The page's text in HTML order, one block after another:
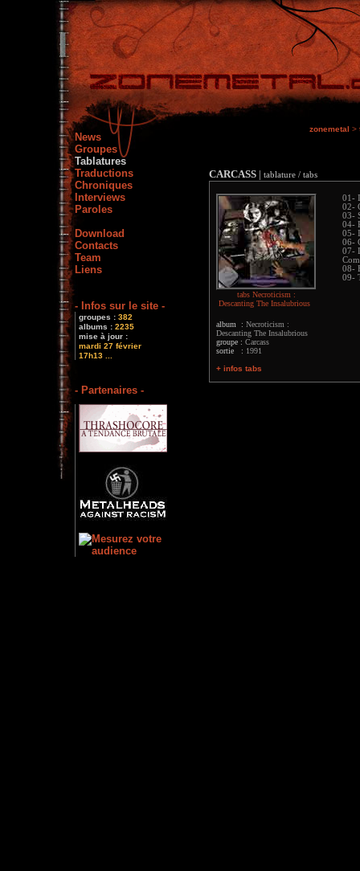
News
Groupes
Tablatures
Traductions
Chroniques
Interviews
Paroles
Download
Contacts
Team
Liens
- Infos sur le site -
groupes : 382
albums : 2235
mise à jour :
mardi 27 février
17h13 ...
- Partenaires -
zonemetal >
CARCASS | tablature / tabs
tabs Necroticism :
Descanting The Insalubrious
album : Necroticism :
Descanting The Insalubrious
groupe : Carcass
sortie : 1991
+ infos tabs
01-
02-
03-
04-
05-
06-
07-
08-
09-